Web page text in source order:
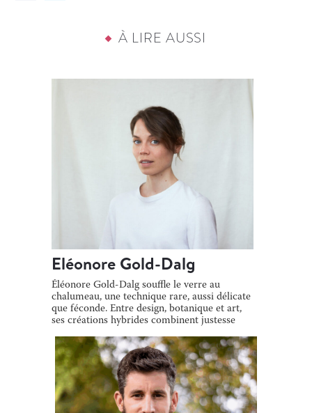
À LIRE AUSSI
Eléonore Gold-Dalg
Éléonore Gold-Dalg souffle le verre au
chalumeau, une technique rare, aussi délicate
que féconde. Entre design, botanique et art,
ses créations hybrides combinent justesse